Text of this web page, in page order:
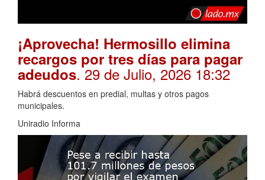
¡Aprovecha! Hermosillo elimina
recargos por tres días para pagar
adeudos. 29 de Julio, 2026 18:32
Habrá descuentos en predial, multas y otros pagos
municipales.
Uniradio Informa